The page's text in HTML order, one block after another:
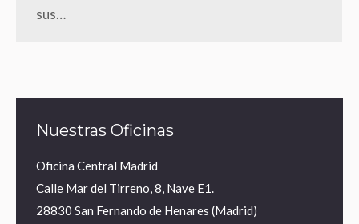
sus…
Nuestras Oficinas
Oficina Central Madrid
Calle Mar del Tirreno, 8, Nave E1.
28830 San Fernando de Henares (Madrid)